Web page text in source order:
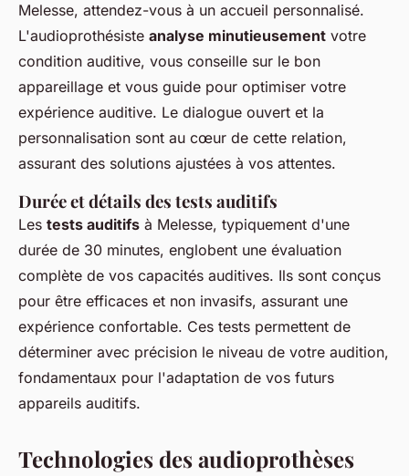
Melesse, attendez-vous à un accueil personnalisé.
L'audioprothésiste analyse minutieusement votre
condition auditive, vous conseille sur le bon
appareillage et vous guide pour optimiser votre
expérience auditive. Le dialogue ouvert et la
personnalisation sont au cœur de cette relation,
assurant des solutions ajustées à vos attentes.
Durée et détails des tests auditifs
Les tests auditifs à Melesse, typiquement d'une
durée de 30 minutes, englobent une évaluation
complète de vos capacités auditives. Ils sont conçus
pour être efficaces et non invasifs, assurant une
expérience confortable. Ces tests permettent de
déterminer avec précision le niveau de votre audition,
fondamentaux pour l'adaptation de vos futurs
appareils auditifs.
Technologies des audioprothèses